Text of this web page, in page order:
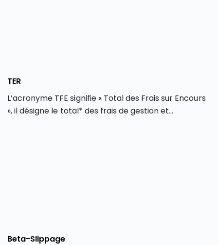
TER
L’acronyme TFE signifie « Total des Frais sur Encours
», il désigne le total* des frais de gestion et
Beta-Slippage